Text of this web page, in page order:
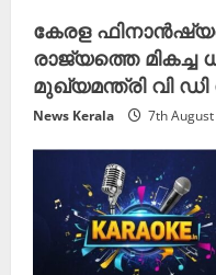
കേരള
രാജ്യത്തെ
മുഖ്യമന്ത്രി വി
News Kerala 7th